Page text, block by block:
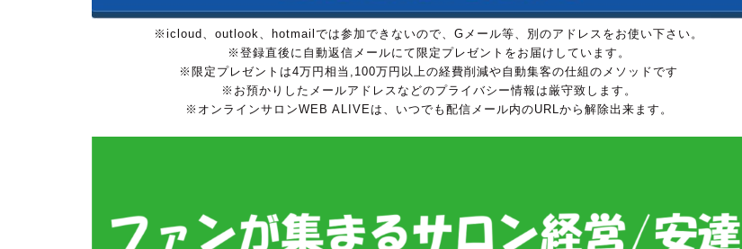
※icloud、outlook、hotmailでは参加できないので、Gメール等、別のアドレスをお使い下さい。
※登録直後に自動返信メールにて限定プレゼントをお届けしています。
※限定プレゼントは4万円相当,100万円以上の経費削減や自動集客の仕組のメソッドです
※お預かりしたメールアドレスなどのプライバシー情報は厳守致します。
※オンラインサロンWEB ALIVEは、いつでも配信メール内のURLから解除出来ます。